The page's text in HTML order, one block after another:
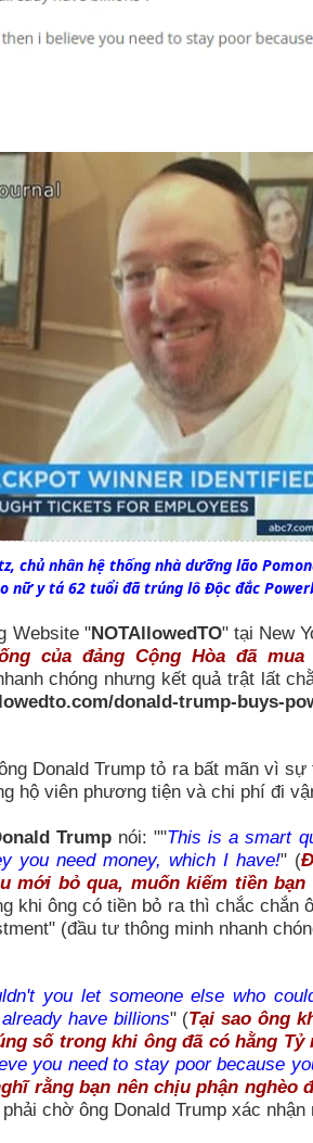
chủ nhân hệ thống nhà dưỡng lão
nữ y tá 62 tuổi đã trúng lô Độc đắc
Website "NOTAllowedTO" tại New
của đảng Cộng Hòa đã
chóng nhưng kết quả trật lất
donald-trump-buys-
Donald Trump tỏ ra bất mãn vì
hộ viên phương tiện và chi phí đi
Trumpnói: ""This is a smart
you need money, which I have!" (
mới bỏ qua, muốn kiếm tiền
khi ông có tiền bỏ ra thì chắc chắn
(đầu tư thông minh nhanh
you let someone else who
have billions" (Tại sao ông
số trong khi ông đã có hằng Tỷ
you need to stay poor because
rằng bạn nên chịu phận nghèo
chờ ông Donald Trump xác nhận